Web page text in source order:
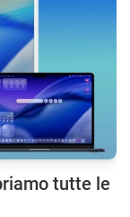
tutte le